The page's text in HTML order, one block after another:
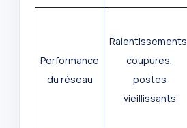
Performance
du réseau
Ralentissements,
coupures,
postes
vieillissants